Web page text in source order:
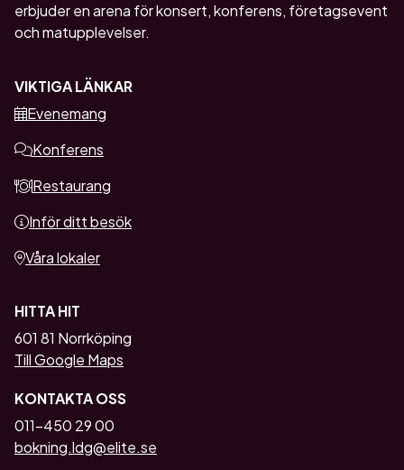
erbjuder en arena för konsert, konferens, företagsevent
och matupplevelser.
VIKTIGA LÄNKAR
Evenemang
Konferens
Restaurang
Inför ditt besök
Våra lokaler
HITTA HIT
601 81 Norrköping
Till Google Maps
KONTAKTA OSS
011-450 29 00
bokning.ldg@elite.se